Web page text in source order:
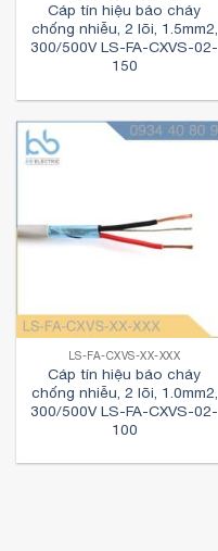
Cáp tín hiệu báo cháy
chống nhiễu, 2 lõi, 1.5mm2,
300/500V LS-FA-CXVS-02-
150
LS-FA-CXVS-XX-XXX
Cáp tín hiệu báo cháy
chống nhiễu, 2 lõi, 1.0mm2,
300/500V LS-FA-CXVS-02-
100